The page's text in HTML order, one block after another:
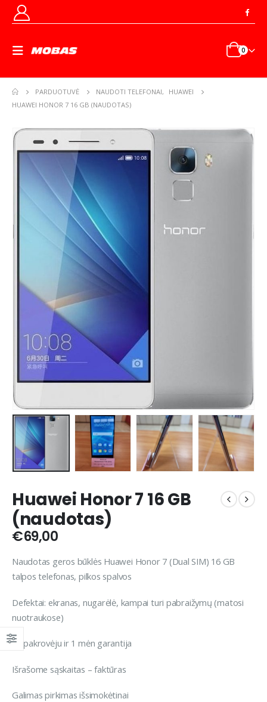
0
PARDUOTUVĖ NAUDOTI TELEFONAI,
HUAWEI
HUAWEI HONOR 7 16 GB (NAUDOTAS)
Huawei Honor 7 16 GB
(naudotas)
€69,00
Naudotas geros būklės Huawei Honor 7 (Dual SIM) 16 GB
talpos telefonas, pilkos spalvos
Defektai: ekranas, nugarėlė, kampai turi pabraižymų (matosi
nuotraukose)
Su pakrovėju ir 1 mėn garantija
Išrašome sąskaitas – faktūras
Galimas pirkimas išsimokėtinai